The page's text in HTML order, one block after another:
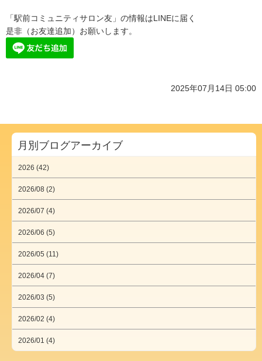
「駅前コミュニティサロン友」の情報はLINEに届く
是非（お友達追加）お願いします。
2025年07月14日 05:00
月別ブログアーカイブ
2026 (42)
2026/08 (2)
2026/07 (4)
2026/06 (5)
2026/05 (11)
2026/04 (7)
2026/03 (5)
2026/02 (4)
2026/01 (4)